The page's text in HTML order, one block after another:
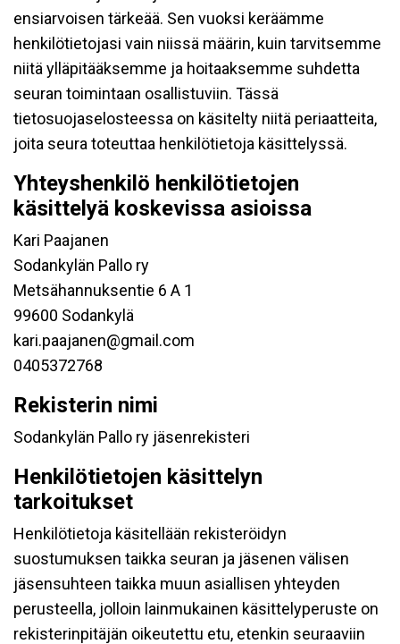
ensiarvoisen tärkeää. Sen vuoksi keräämme
henkilötietojasi vain niissä määrin, kuin tarvitsemme
niitä ylläpitääksemme ja hoitaaksemme suhdetta
seuran toimintaan osallistuviin. Tässä
tietosuojaselosteessa on käsitelty niitä periaatteita,
joita seura toteuttaa henkilötietoja käsittelyssä.
Yhteyshenkilö henkilötietojen
käsittelyä koskevissa asioissa
Kari Paajanen
Sodankylän Pallo ry
Metsähannuksentie 6 A 1
99600 Sodankylä
kari.paajanen@gmail.com
0405372768
Rekisterin nimi
Sodankylän Pallo ry jäsenrekisteri
Henkilötietojen käsittelyn
tarkoitukset
Henkilötietoja käsitellään rekisteröidyn
suostumuksen taikka seuran ja jäsenen välisen
jäsensuhteen taikka muun asiallisen yhteyden
perusteella, jolloin lainmukainen käsittelyperuste on
rekisterinpitäjän oikeutettu etu, etenkin seuraaviin